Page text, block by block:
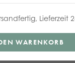
Lieferzeit
WARENKORB